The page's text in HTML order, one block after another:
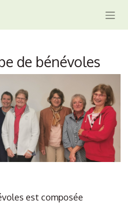
de bénévoles
est composée